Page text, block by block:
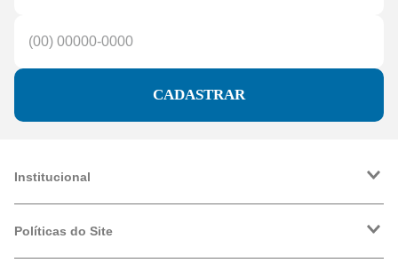
CADASTRAR
Institucional
Trabalhe Conosco
Políticas do Site